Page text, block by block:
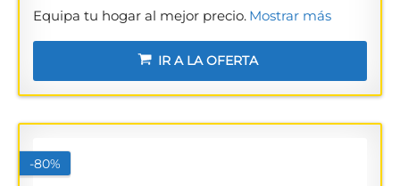
Equipa tu hogar al mejor precio. Mostrar más
IR A LA OFERTA
-80%